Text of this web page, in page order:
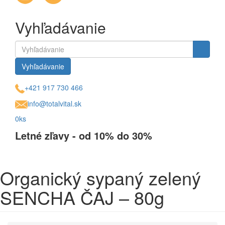
Vyhľadávanie
Vyhľadávanie
+421 917 730 466
info@totalvital.sk
0ks
Letné zľavy - od 10% do 30%
Organický sypaný zelený
SENCHA ČAJ – 80g